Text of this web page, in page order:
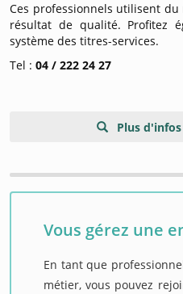
Ces professionnels utilisent du
résultat de qualité. Profitez
système des titres-services.
Tel :04 / 222 24 27
Plus d'infos
Vous gérez une
En tant que
métier, vous pouvez